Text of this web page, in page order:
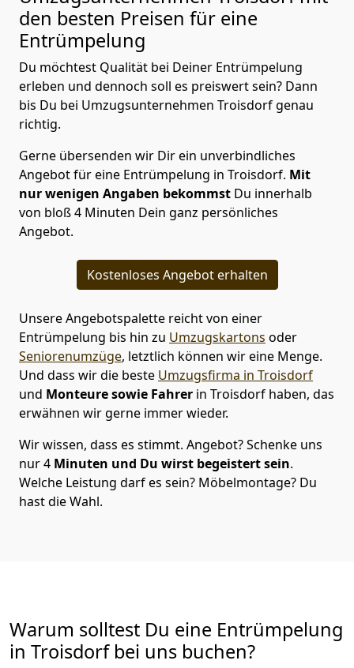
den besten Preisen für eine
Entrümpelung
Du möchtest Qualität bei Deiner Entrümpelung
erleben und dennoch soll es preiswert sein? Dann
bis Du bei Umzugsunternehmen Troisdorf genau
richtig.
Gerne übersenden wir Dir ein unverbindliches
Angebot für eine Entrümpelung in Troisdorf. Mit
nur wenigen Angaben bekommst Du innerhalb
von bloß 4 Minuten Dein ganz persönliches
Angebot.
Kostenloses Angebot erhalten
Unsere Angebotspalette reicht von einer
Entrümpelung bis hin zu Umzugskartons oder
Seniorenumzüge, letztlich können wir eine Menge.
Und dass wir die beste Umzugsfirma in Troisdorf
und Monteuresowie Fahrer in Troisdorf haben, das
erwähnen wir gerne immer wieder.
Wir wissen, dass es stimmt. Angebot? Schenke uns
nur 4 Minuten und Du wirst begeistert sein.
Welche Leistung darf es sein? Möbelmontage? Du
hast die Wahl.
Warum solltest Du eine Entrümpelung
in Troisdorf bei uns buchen?